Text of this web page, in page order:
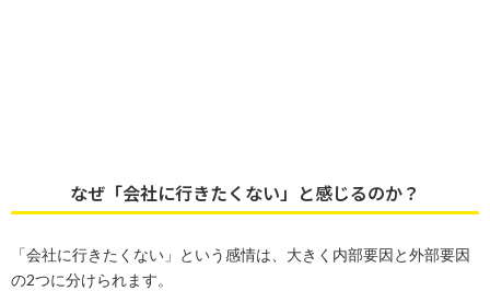
なぜ「会社に行きたくない」と感じるのか？
「会社に行きたくない」という感情は、大きく内部要因と外部要因
の2つに分けられます。